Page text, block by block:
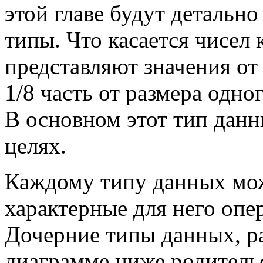
этой главе будут
типы. Что касается чисел
представляют значения
1/8 часть от размера
В основном этот тип
целях.
Каждому типу данных
характерные для него
Дочерние типы данных,